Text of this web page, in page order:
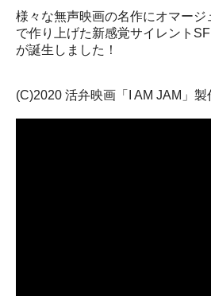
様々な無声映画の名作にオマージ
で作り上げた新感覚サイレント
が誕生しました！
(C)2020 活弁映画「I AM JAM」製